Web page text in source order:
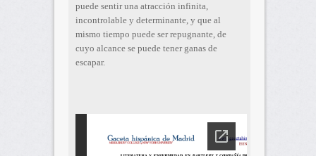
puede sentir una atracción infinita,
incontrolable y determinante, y que al
mismo tiempo puede ser repugnante, de
cuyo alcance se puede tener ganas de
escapar.